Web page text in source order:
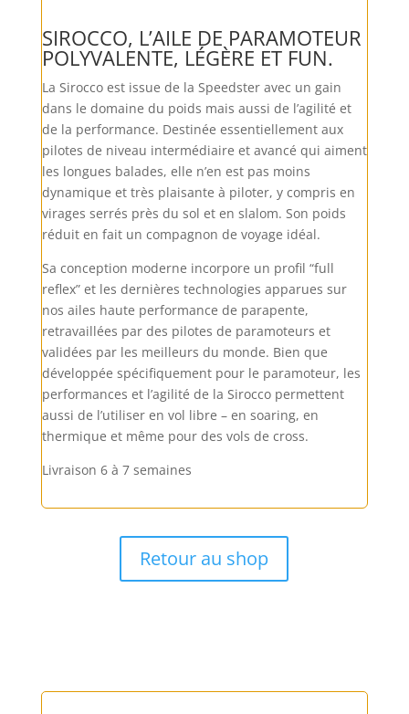
3
SIROCCO, L’AILE DE PARAMOTEUR
POLYVALENTE, LÉGÈRE ET FUN.
La Sirocco est issue de la Speedster avec un gain
dans le domaine du poids mais aussi de l’agilité et
de la performance. Destinée essentiellement aux
pilotes de niveau intermédiaire et avancé qui aiment
les longues balades, elle n’en est pas moins
dynamique et très plaisante à piloter, y compris en
virages serrés près du sol et en slalom. Son poids
réduit en fait un compagnon de voyage idéal.
Sa conception moderne incorpore un profil “full
reflex” et les dernières technologies apparues sur
nos ailes haute performance de parapente,
retravaillées par des pilotes de paramoteurs et
validées par les meilleurs du monde. Bien que
développée spécifiquement pour le paramoteur, les
performances et l’agilité de la Sirocco permettent
aussi de l’utiliser en vol libre – en soaring, en
thermique et même pour des vols de cross.
Livraison 6 à 7 semaines
Retour au shop